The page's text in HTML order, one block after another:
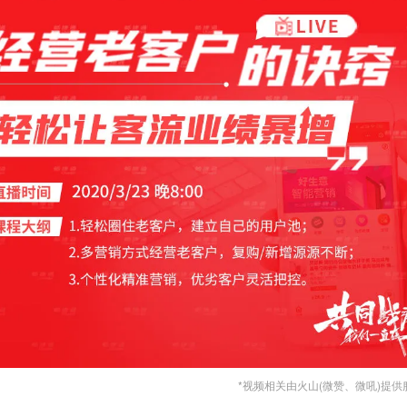
*视频相关由火山(微赞、微吼)提供